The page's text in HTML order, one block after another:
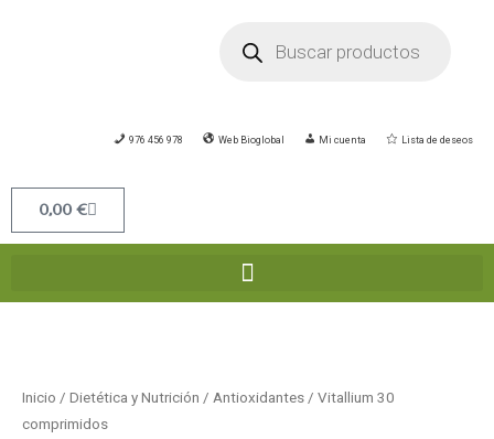
productos
976 456 978 Web Bioglobal Mi cuenta Lista de deseos
0,00 €Carrito
Inicio / Dietética y Nutrición / Antioxidantes / Vitallium 30
comprimidos